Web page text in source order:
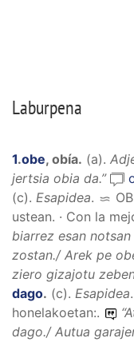
Laburpena
1.obe, obía. (a).
jertsia obia da.”
(c). Esapidea.
ustean. · Con la
biarrez esan
zostan./ Arek pe
ziero gizajotu
dago. (c). Esapidea.
honelakoetan:.
“
dago./ Autua